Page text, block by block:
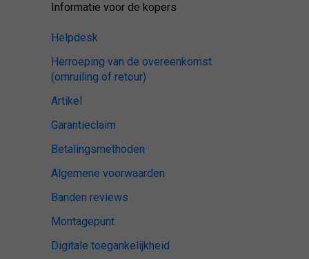
Informatie voor de kopers
Helpdesk
Herroeping van de overeenkomst
(omruiling of retour)
Artikel
Garantieclaim
Betalingsmethoden
Algemene voorwaarden
Banden reviews
Montagepunt
Digitale toegankelijkheid